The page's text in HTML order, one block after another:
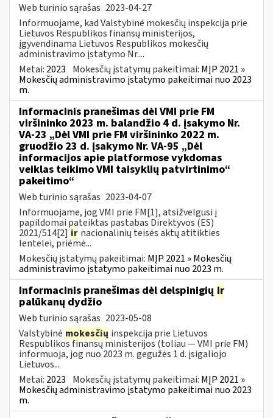
Web turinio sąrašas 2023-04-27
Informuojame, kad Valstybinė mokesčių inspekcija prie
Lietuvos Respublikos finansų ministerijos,
įgyvendinama Lietuvos Respublikos mokesčių
administravimo įstatymo Nr....
Metai: 2023 Mokesčių įstatymų pakeitimai: MĮP 2021 »
Mokesčių administravimo įstatymo pakeitimai nuo 2023
m.
Informacinis pranešimas dėl VMI prie FM
viršininko 2023 m. balandžio 4 d. įsakymo Nr.
VA-23 „Dėl VMI prie FM viršininko 2022 m.
gruodžio 23 d. įsakymo Nr. VA-95 „Dėl
informacijos apie platformose vykdomas
veiklas teikimo VMI taisyklių patvirtinimo“
pakeitimo“
Web turinio sąrašas 2023-04-07
Informuojame, jog VMI prie FM[1], atsižvelgusi į
papildomai pateiktas pastabas Direktyvos (ES)
2021/514[2] ir nacionalinių teisės aktų atitikties
lentelei, priėmė...
Mokesčių įstatymų pakeitimai: MĮP 2021 » Mokesčių
administravimo įstatymo pakeitimai nuo 2023 m.
Informacinis pranešimas dėl delspinigių ir
palūkanų dydžio
Web turinio sąrašas 2023-05-08
Valstybinė mokesčių inspekcija prie Lietuvos
Respublikos finansų ministerijos (toliau — VMI prie FM)
informuoja, jog nuo 2023 m. gegužės 1 d. įsigaliojo
Lietuvos...
Metai: 2023 Mokesčių įstatymų pakeitimai: MĮP 2021 »
Mokesčių administravimo įstatymo pakeitimai nuo 2023
m.